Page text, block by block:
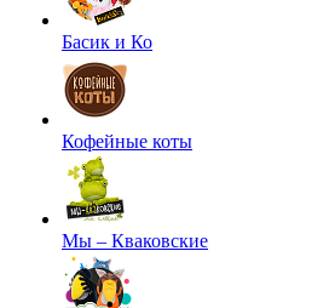
Басик и Ко
Кофейные коты
Мы – Кваковские